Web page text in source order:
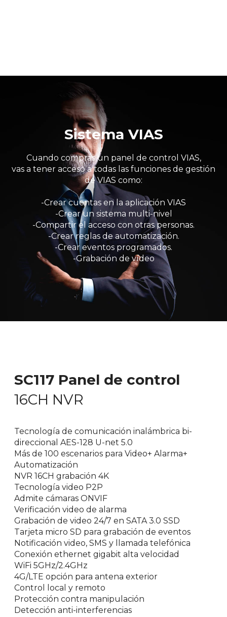
Sistema VIAS
Cuando compras un panel de control VIAS,
vas a tener acceso a todas las funciones de gestión
de VIAS como:
-Crear cuentas en la aplicación VIAS
-Crear un sistema multi-nivel
-Compartir el acceso con otras personas.
-Crear reglas de automatización.
-Crear eventos programados.
-Grabación de vídeo
SC117 Panel de control
16CH NVR
Tecnología de comunicación inalámbrica bi-
direccional AES-128 U-net 5.0
Más de 100 escenarios para Video+ Alarma+
Automatización
NVR 16CH grabación 4K
Tecnología video P2P
Admite cámaras ONVIF
Verificación video de alarma
Grabación de video 24/7 en SATA 3.0 SSD
Tarjeta micro SD para grabación de eventos
Notificación video, SMS y llamada telefónica
Conexión ethernet gigabit alta velocidad
WiFi 5GHz/2.4GHz
4G/LTE opción para antena exterior
Control local y remoto
Protección contra manipulación
Detección anti-interferencias